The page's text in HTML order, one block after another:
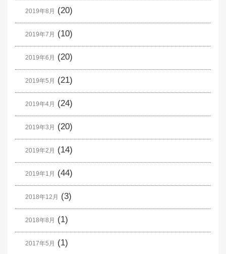
2019年8月 (20)
2019年7月 (10)
2019年6月 (20)
2019年5月 (21)
2019年4月 (24)
2019年3月 (20)
2019年2月 (14)
2019年1月 (44)
2018年12月 (3)
2018年8月 (1)
2017年5月 (1)